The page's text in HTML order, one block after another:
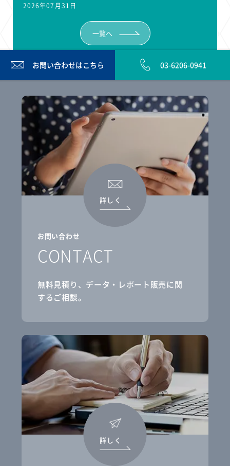
2026年07月31日
一覧へ
お問い合わせはこちら 03-6206-0941
お問い合わせ
CONTACT
無料見積り、データ・レポート販売に関
するご相談。
詳しく
詳しく